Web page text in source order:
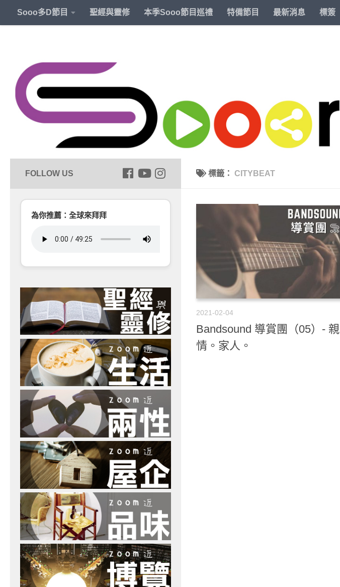
Sooo多D節目 聖經與靈修 本季Sooo節目巡禮 特備節目 最新消息 標簽
標籤： CITYBEAT
2021-02-04
Bandsound 導賞團（05）- 親
情。家人。
為你推薦：全球來拜拜